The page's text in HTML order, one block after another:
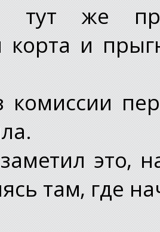
тут же
корта и
комиссии
это,
там, где